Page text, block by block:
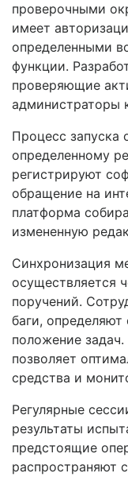
проверочными
имеет
определенными
функции.
проверяющие
администраторы
Процесс запуска
определенному
регистрируют
обращение на
платформа
измененную
Синхронизация
осуществляется
поручений.
баги,
положение
позволяет
средства и
Регулярные
результаты
предстоящие
распространяют